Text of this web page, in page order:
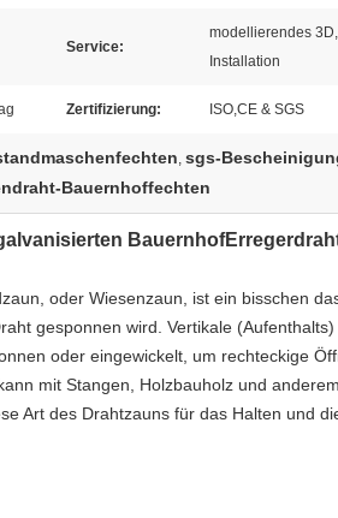
Service:
modellierendes
Installation
Zertifizierung: ISO,CE & SGS
, sgs-
Bauernhoffechten
oder Wiesenzaun, ist ein bisschen
gesponnen wird. Vertikale
oder eingewickelt, um rechteckige
mit Stangen, Holzbauholz und
Art des Drahtzauns für das Halten und